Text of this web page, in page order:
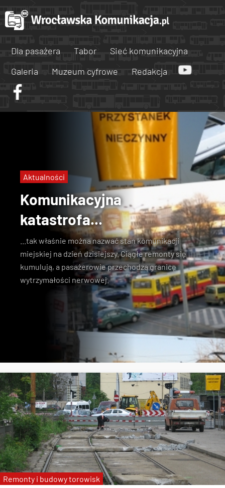
Dla pasażera Tabor
Sieć komunikacyjna
Galeria
Muzeum cyfrowe Redakcja
Komunikacyjna
katastrofa...
...tak właśnie można nazwać stan komunikacji
miejskiej na dzień dzisiejszy. Ciągłe remonty się
kumulują, a pasażerowie przechodzą granicę
wytrzymałości nerwowej.
Aktualności
Remonty i budowy torowisk